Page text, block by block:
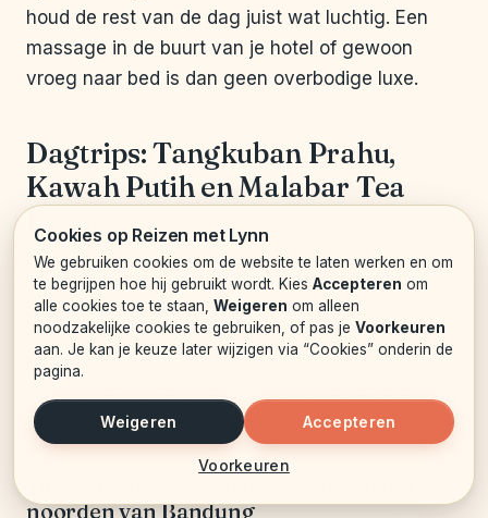
houd de rest van de dag juist wat luchtig. Een
massage in de buurt van je hotel of gewoon
vroeg naar bed is dan geen overbodige luxe.
Dagtrips: Tangkuban Prahu,
Kawah Putih en Malabar Tea
Estate
De grootste reden om naar Bandung te gaan, zit
eigenlijk buiten de stad. Vanuit hier kun je
makkelijk dagtrips maken naar vulkanen,
kratermeren en theeplantages. Dat is waar West-
de aarde en frisse lucht na de drukte van de stad.
noorden van Bandung
Cookies op Reizen met Lynn
We gebruiken cookies om de website te laten werken en om
te begrijpen hoe hij gebruikt wordt. Kies Accepteren om
alle cookies toe te staan, Weigeren om alleen
noodzakelijke cookies te gebruiken, of pas je Voorkeuren
aan. Je kan je keuze later wijzigen via “Cookies” onderin de
pagina.
Weigeren
Voorkeuren
Accepteren